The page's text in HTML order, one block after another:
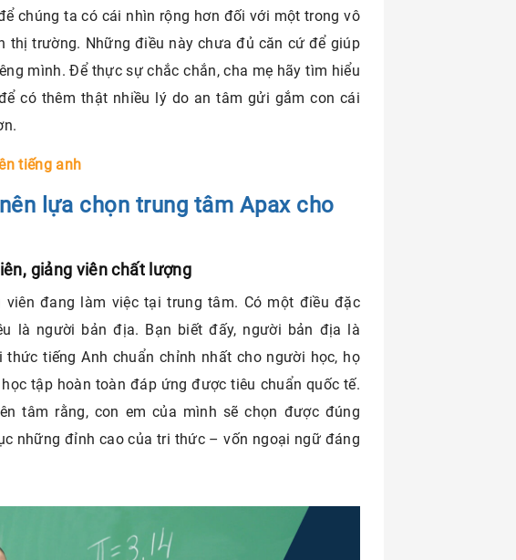
chúng ta có cái nhìn rộng hơn đối với một trong vô
thị trường. Những điều này chưa đủ căn cứ để giúp
mình. Để thực sự chắc chắn, cha mẹ hãy tìm hiểu
có thêm thật nhiều lý do an tâm gửi gắm con cái
tiếng anh
lựa chọn trung tâm Apax cho
giảng viên chất lượng
viên đang làm việc tại trung tâm. Có một điều đặc
là người bản địa. Bạn biết đấy, người bản địa là
tiếng Anh chuẩn chỉnh nhất cho người học, họ
tập hoàn toàn đáp ứng được tiêu chuẩn quốc tế.
tâm rằng, con em của mình sẽ chọn được đúng
những đỉnh cao của tri thức – vốn ngoại ngữ đáng